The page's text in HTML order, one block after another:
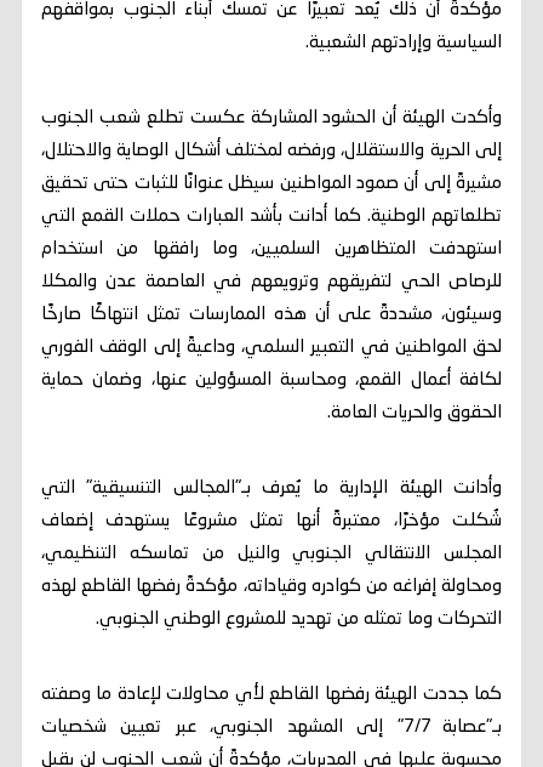
مؤكدةً أن ذلك يُعد تعبيرًا عن تمسك أبناء الجنوب بمواقفهم
السياسية وإرادتهم الشعبية.
وأكدت الهيئة أن الحشود المشاركة عكست تطلع شعب الجنوب
إلى الحرية والاستقلال، ورفضه لمختلف أشكال الوصاية والاحتلال،
مشيرةً إلى أن صمود المواطنين سيظل عنوانًا للثبات حتى تحقيق
تطلعاتهم الوطنية. كما أدانت بأشد العبارات حملات القمع التي
استهدفت المتظاهرين السلميين، وما رافقها من استخدام
للرصاص الحي لتفريقهم وترويعهم في العاصمة عدن والمكلا
وسيئون، مشددةً على أن هذه الممارسات تمثل انتهاكًا صارخًا
لحق المواطنين في التعبير السلمي، وداعيةً إلى الوقف الفوري
لكافة أعمال القمع، ومحاسبة المسؤولين عنها، وضمان حماية
الحقوق والحريات العامة.
وأدانت الهيئة الإدارية ما يُعرف بـ"المجالس التنسيقية" التي
شُكلت مؤخرًا، معتبرةً أنها تمثل مشروعًا يستهدف إضعاف
المجلس الانتقالي الجنوبي والنيل من تماسكه التنظيمي،
ومحاولة إفراغه من كوادره وقياداته، مؤكدةً رفضها القاطع لهذه
التحركات وما تمثله من تهديد للمشروع الوطني الجنوبي.
كما جددت الهيئة رفضها القاطع لأي محاولات لإعادة ما وصفته
بـ"عصابة 7/7" إلى المشهد الجنوبي، عبر تعيين شخصيات
محسوبة عليها في المديريات، مؤكدةً أن شعب الجنوب لن يقبل